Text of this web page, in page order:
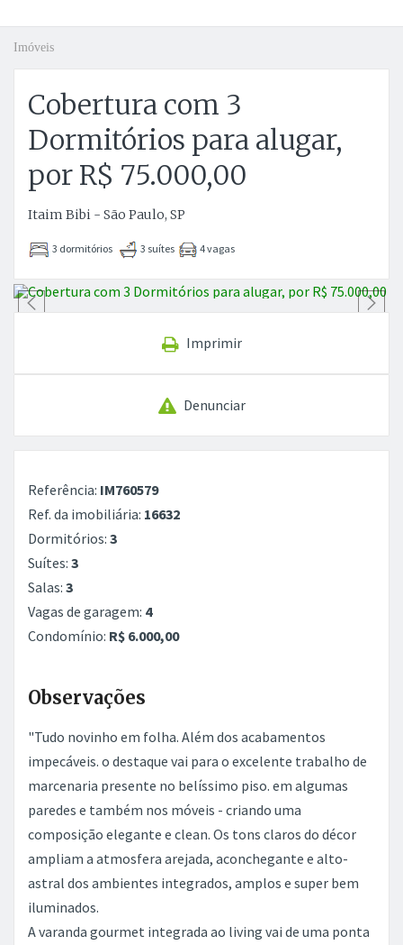
Imóveis
Cobertura com 3
Dormitórios para alugar,
por R$ 75.000,00
Itaim Bibi - São Paulo, SP
3 dormitórios 3 suítes 4 vagas
Anterior
Imprimir
Denunciar
Referência: IM760579
Ref. da imobiliária: 16632
Dormitórios: 3
Suítes: 3
Salas: 3
Vagas de garagem: 4
Condomínio: R$ 6.000,00
Observações
"Tudo novinho em folha. Além dos acabamentos
impecáveis. o destaque vai para o excelente trabalho de
marcenaria presente no belíssimo piso. em algumas
paredes e também nos móveis - criando uma
composição elegante e clean. Os tons claros do décor
ampliam a atmosfera arejada, aconchegante e alto-
astral dos ambientes integrados, amplos e super bem
iluminados.
A varanda gourmet integrada ao living vai de uma ponta